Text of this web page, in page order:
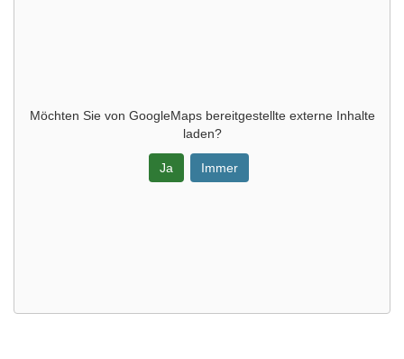
Möchten Sie von GoogleMapsbereitgestellte externe Inhalte
laden?
Ja Immer